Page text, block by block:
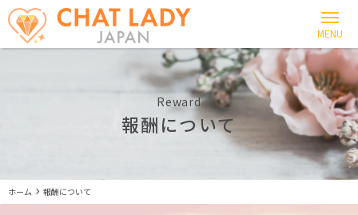
Reward
報酬について
ホーム 報酬について